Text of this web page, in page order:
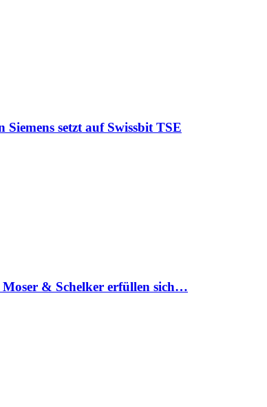
setzt auf Swissbit TSE
& Schelker erfüllen sich…